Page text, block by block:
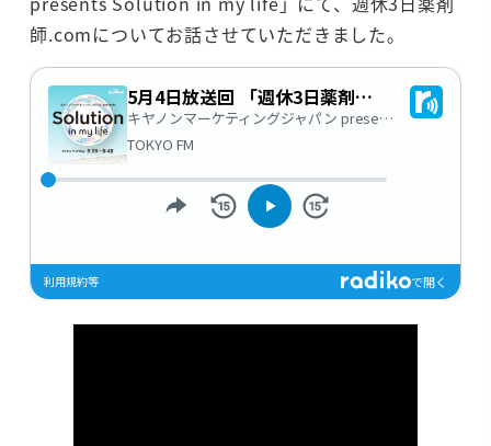
師.comについてお話させていただきました。